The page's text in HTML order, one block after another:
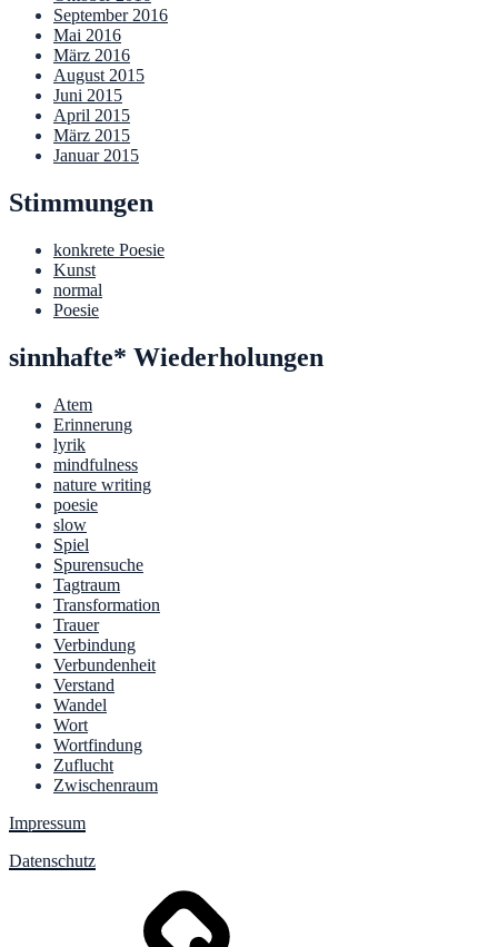
September 2016
Mai 2016
März 2016
August 2015
Juni 2015
April 2015
März 2015
Januar 2015
Stimmungen
konkrete Poesie
Kunst
normal
Poesie
sinnhafte* Wiederholungen
Atem
Erinnerung
lyrik
mindfulness
nature writing
poesie
slow
Spiel
Spurensuche
Tagtraum
Transformation
Trauer
Verbindung
Verbundenheit
Verstand
Wandel
Wort
Wortfindung
Zuflucht
Zwischenraum
Impressum
Datenschutz